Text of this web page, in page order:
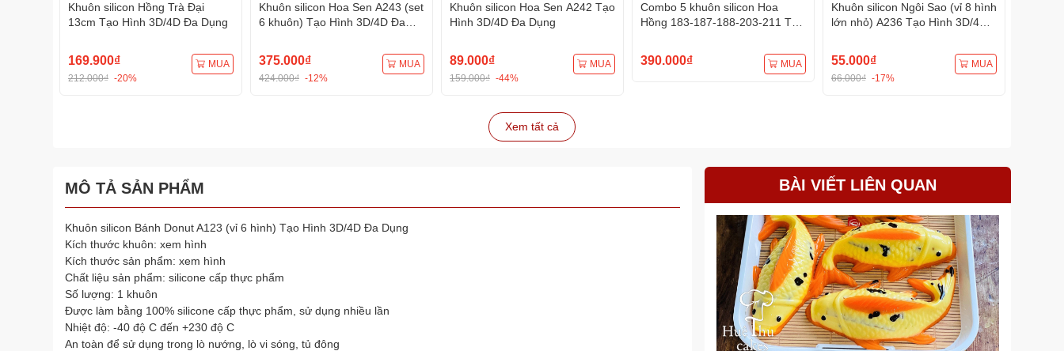
Khuôn silicon Hồng Trà Đại
13cm Tạo Hình 3D/4D Đa Dụng
169.900₫
212.000₫ -20%
MUA
Khuôn silicon Hoa Sen A243 (set
6 khuôn) Tạo Hình 3D/4D Đa
375.000₫
424.000₫ -12%
MUA
Khuôn silicon Hoa Sen A242 Tạo
Hình 3D/4D Đa Dụng
89.000₫
159.000₫ -44%
MUA
Combo 5 khuôn silicon Hoa
Hồng 183-187-188-203-211 Tạo
390.000₫ MUA
Khuôn silicon Ngôi Sao (vỉ 8 hình
lớn nhỏ) A236 Tạo Hình 3D/4D
55.000₫
66.000₫ -17%
MUA
Xem tất cả
MÔ TẢ SẢN PHẨM
Khuôn silicon Bánh Donut A123 (vỉ 6 hình) Tạo Hình 3D/4D Đa Dụng
Kích thước khuôn: xem hình
Kích thước sản phẩm: xem hình
Chất liệu sản phẩm: silicone cấp thực phẩm
Số lượng: 1 khuôn
Được làm bằng 100% silicone cấp thực phẩm, sử dụng nhiều lần
Nhiệt độ: -40 độ C đến +230 độ C
An toàn để sử dụng trong lò nướng, lò vi sóng, tủ đông
BÀI VIẾT LIÊN QUAN